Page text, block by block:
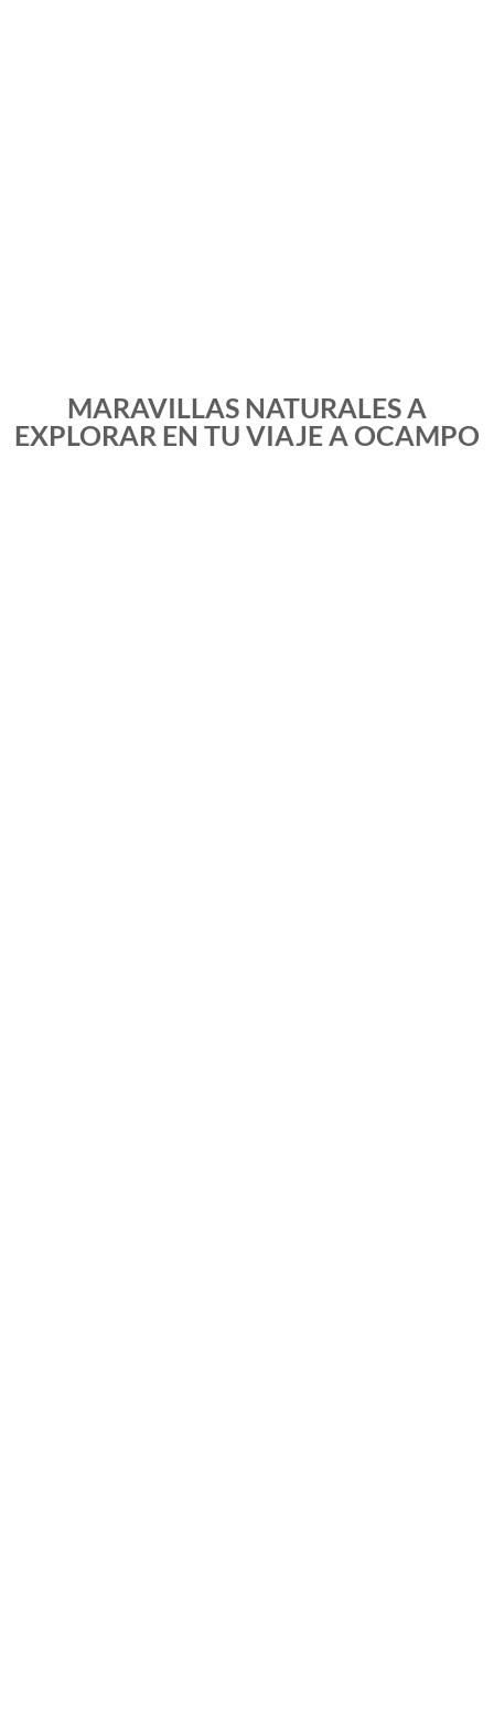
MARAVILLAS NATURALES A
EXPLORAR EN TU VIAJE A OCAMPO